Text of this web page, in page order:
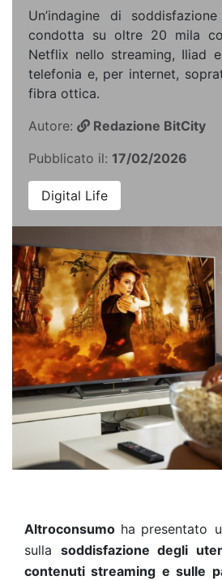
Un’indagine di
condotta su oltre 20 mila
Netflix nello streaming, Iliad
telefonia e, per internet,
fibra ottica.
Autore:
Redazione BitCity
Pubblicato il: 17/02/2026
Digital Life
Altroconsumo ha presentato
sulla soddisfazione degli
contenuti streaming e sulle